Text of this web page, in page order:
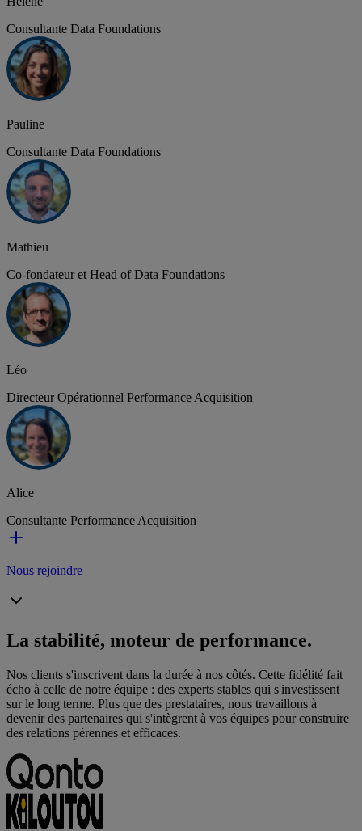
Consultante Data Foundations
Pauline
Consultante Data Foundations
Mathieu
Co-fondateur et Head of Data Foundations
Léo
Directeur Opérationnel Performance Acquisition
Alice
Consultante Performance Acquisition
Nous rejoindre
La stabilité, moteur de performance.
Nos clients s'inscrivent dans la durée à nos côtés. Cette fidélité fait
écho à celle de notre équipe : des experts stables qui s'investissent
sur le long terme. Plus que des prestataires, nous travaillons à
devenir des partenaires qui s'intègrent à vos équipes pour construire
des relations pérennes et efficaces.